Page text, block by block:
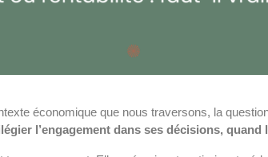
économique que nous traversons, la
l’engagement dans ses décisions, quand